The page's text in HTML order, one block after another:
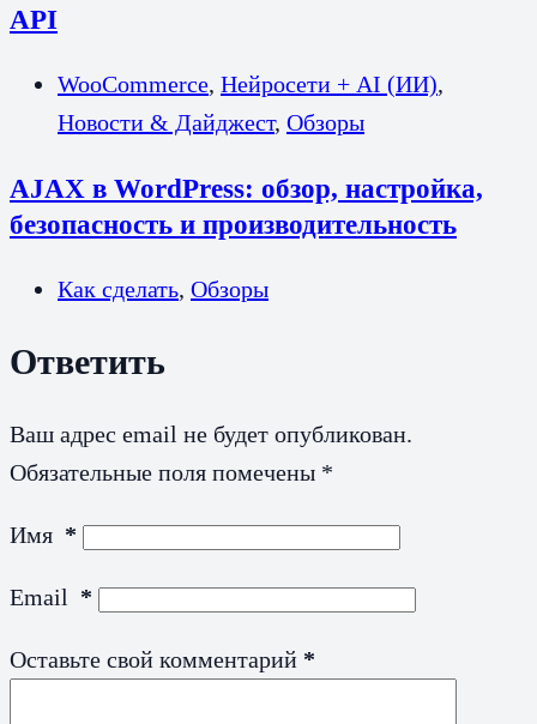
API
WooCommerce, Нейросети + AI (ИИ),
Новости & Дайджест, Обзоры
AJAX в WordPress: обзор, настройка,
безопасность и производительность
Как сделать, Обзоры
Ответить
Ваш адрес email не будет опубликован.
Обязательные поля помечены *
Имя *
Email *
Оставьте свой комментарий *